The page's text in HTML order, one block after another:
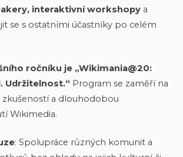
interaktivní workshopy a
se s ostatními účastníky po celém
ročníku je „Wikimania@20:
Udržitelnost.“ Program se zaměří na
zkušeností a dlouhodobou
Wikimedia.
: Spolupráce různých komunit a